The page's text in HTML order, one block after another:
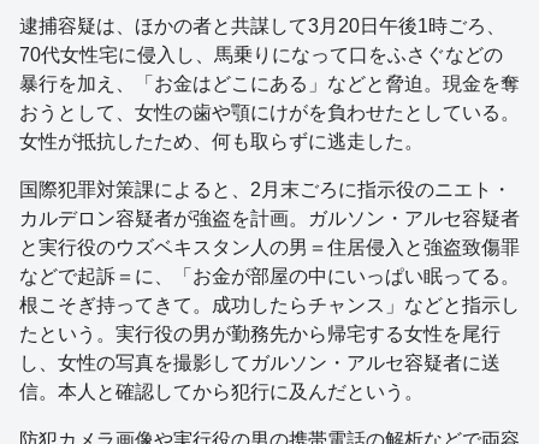
逮捕容疑は、ほかの者と共謀して3月20日午後1時ごろ、
70代女性宅に侵入し、馬乗りになって口をふさぐなどの
暴行を加え、「お金はどこにある」などと脅迫。現金を奪
おうとして、女性の歯や顎にけがを負わせたとしている。
女性が抵抗したため、何も取らずに逃走した。
国際犯罪対策課によると、2月末ごろに指示役のニエト・
カルデロン容疑者が強盗を計画。ガルソン・アルセ容疑者
と実行役のウズベキスタン人の男＝住居侵入と強盗致傷罪
などで起訴＝に、「お金が部屋の中にいっぱい眠ってる。
根こそぎ持ってきて。成功したらチャンス」などと指示し
たという。実行役の男が勤務先から帰宅する女性を尾行
し、女性の写真を撮影してガルソン・アルセ容疑者に送
信。本人と確認してから犯行に及んだという。